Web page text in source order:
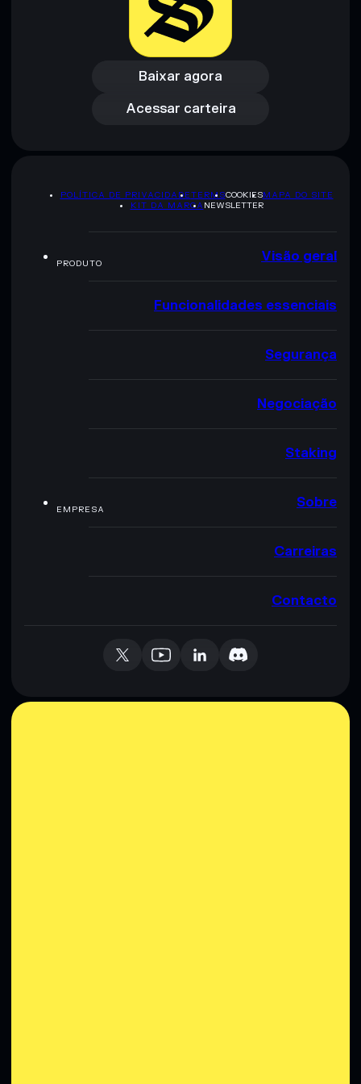
Baixar agora
Baixar agora
Acessar carteira
Acessar carteira
POLÍTICA DE PRIVACIDADETERMSCOOKIESMAPA DO SITE
KIT DA MARCA NEWSLETTER
PRODUTO Visão geral
Funcionalidades essenciais
Segurança
Negociação
Staking
EMPRESA Sobre
Carreiras
Contacto